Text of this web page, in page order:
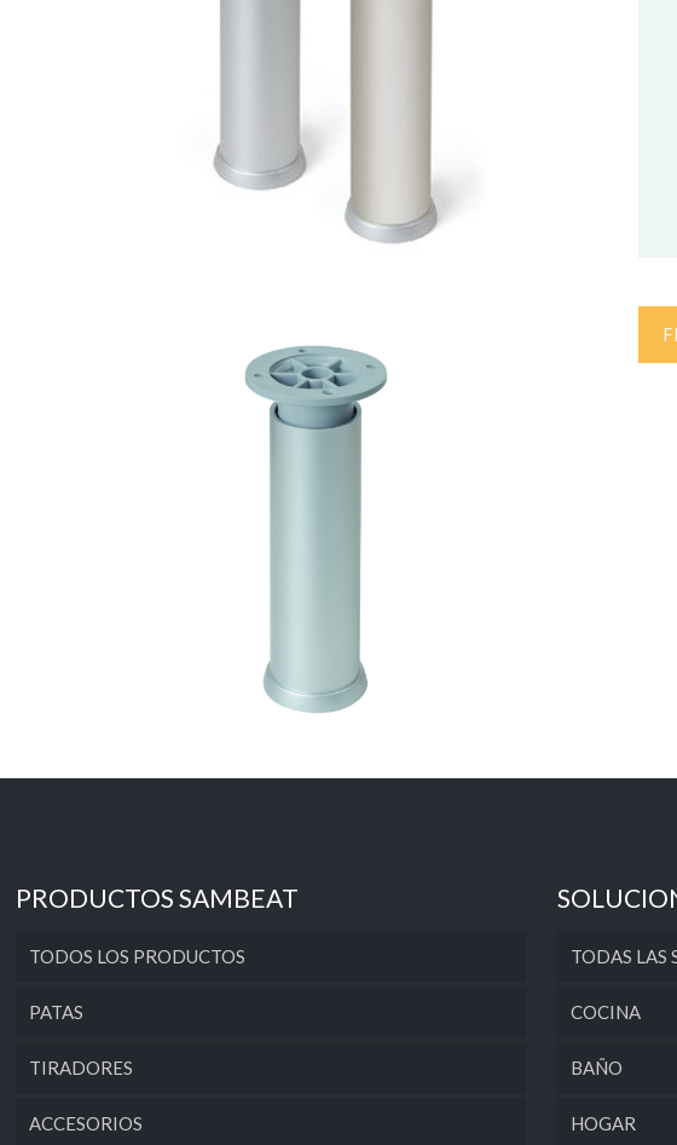
PRODUCTOS SAMBEAT
TODOS LOS PRODUCTOS
PATAS
TIRADORES
ACCESORIOS
TODAS LAS
COCINA
BAÑO
HOGAR